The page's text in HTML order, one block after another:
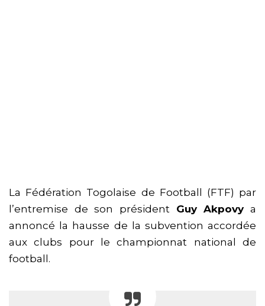
La Fédération Togolaise de Football (FTF) par
l’entremise de son président Guy Akpovya
annoncé la hausse de la subvention accordée
aux clubs pour le championnat national de
football.